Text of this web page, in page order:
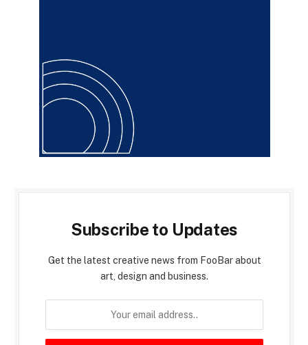
Subscribe to Updates
Get the latest creative news from FooBar about
art, design and business.